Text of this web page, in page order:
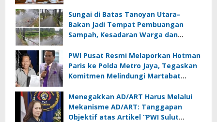
Sungai di Batas Tanoyan Utara–
Bakan Jadi Tempat Pembuangan
Sampah, Kesadaran Warga dan
PWI Pusat Resmi Melaporkan Hotman
Paris ke Polda Metro Jaya, Tegaskan
Komitmen Melindungi Martabat
Menegakkan AD/ART Harus Melalui
Mekanisme AD/ART: Tanggapan
Objektif atas Artikel “PWI Sulut